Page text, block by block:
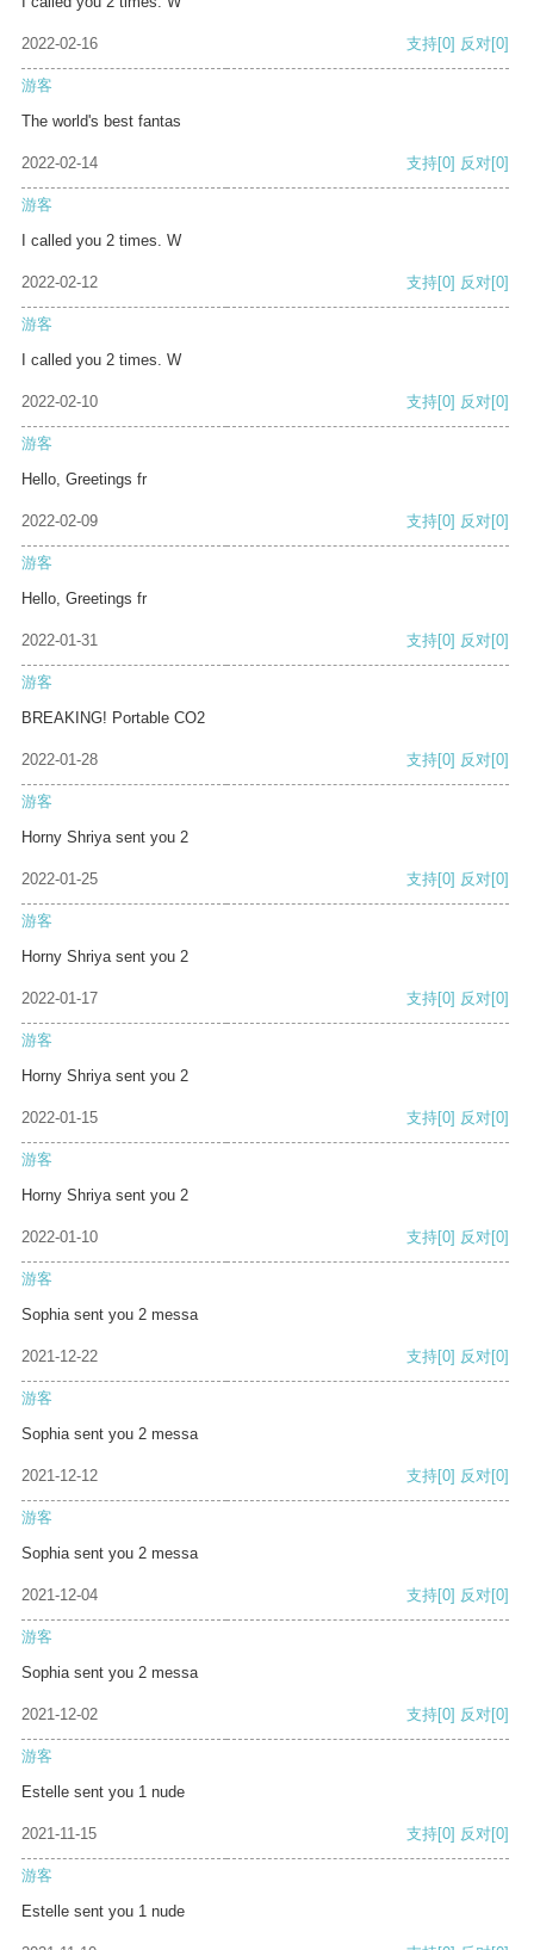
2022-02-16 支持[0] 反对[0]
游客
The world's best fantas
2022-02-14 支持[0] 反对[0]
游客
I called you 2 times. W
2022-02-12 支持[0] 反对[0]
游客
I called you 2 times. W
2022-02-10 支持[0] 反对[0]
游客
Hello, Greetings fr
2022-02-09 支持[0] 反对[0]
游客
Hello, Greetings fr
2022-01-31 支持[0] 反对[0]
游客
BREAKING! Portable CO2
2022-01-28 支持[0] 反对[0]
游客
Horny Shriya sent you 2
2022-01-25 支持[0] 反对[0]
游客
Horny Shriya sent you 2
2022-01-17 支持[0] 反对[0]
游客
Horny Shriya sent you 2
2022-01-15 支持[0] 反对[0]
游客
Horny Shriya sent you 2
2022-01-10 支持[0] 反对[0]
游客
Sophia sent you 2 messa
2021-12-22 支持[0] 反对[0]
游客
Sophia sent you 2 messa
2021-12-12 支持[0] 反对[0]
游客
Sophia sent you 2 messa
2021-12-04 支持[0] 反对[0]
游客
Sophia sent you 2 messa
2021-12-02 支持[0] 反对[0]
游客
Estelle sent you 1 nude
2021-11-15 支持[0] 反对[0]
游客
Estelle sent you 1 nude